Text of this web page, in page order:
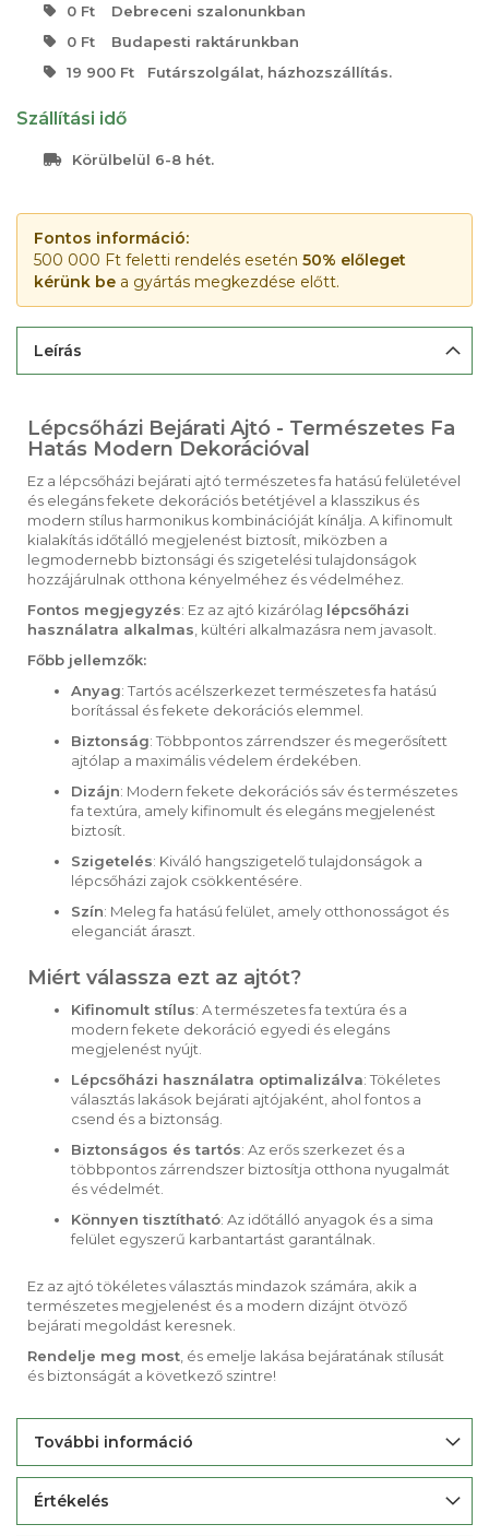
0 Ft
Debreceni szalonunkban
0 Ft
Budapesti raktárunkban
19 900 Ft
Futárszolgálat, házhozszállítás.
Szállítási idő
Körülbelül 6-8 hét.
Fontos információ:
500 000 Ft feletti rendelés esetén 50% előleget
kérünk be a gyártás megkezdése előtt.
Leírás
Lépcsőházi Bejárati Ajtó - Természetes Fa
Hatás Modern Dekorációval
Ez a lépcsőházi bejárati ajtó természetes fa hatású felületével
és elegáns fekete dekorációs betétjével a klasszikus és
modern stílus harmonikus kombinációját kínálja. A kifinomult
kialakítás időtálló megjelenést biztosít, miközben a
legmodernebb biztonsági és szigetelési tulajdonságok
hozzájárulnak otthona kényelméhez és védelméhez.
Fontos megjegyzés: Ez az ajtó kizárólag lépcsőházi
használatra alkalmas , kültéri alkalmazásra nem javasolt.
Főbb jellemzők:
Anyag: Tartós acélszerkezet természetes fa hatású
borítással és fekete dekorációs elemmel.
Biztonság: Többpontos zárrendszer és megerősített
ajtólap a maximális védelem érdekében.
Dizájn: Modern fekete dekorációs sáv és természetes
fa textúra, amely kifinomult és elegáns megjelenést
biztosít.
Szigetelés: Kiváló hangszigetelő tulajdonságok a
lépcsőházi zajok csökkentésére.
Szín: Meleg fa hatású felület, amely otthonosságot és
eleganciát áraszt.
Miért válassza ezt az ajtót?
Kifinomult stílus: A természetes fa textúra és a
modern fekete dekoráció egyedi és elegáns
megjelenést nyújt.
Lépcsőházi használatra optimalizálva: Tökéletes
választás lakások bejárati ajtójaként, ahol fontos a
csend és a biztonság.
Biztonságos és tartós: Az erős szerkezet és a
többpontos zárrendszer biztosítja otthona nyugalmát
és védelmét.
Könnyen tisztítható: Az időtálló anyagok és a sima
felület egyszerű karbantartást garantálnak.
Ez az ajtó tökéletes választás mindazok számára, akik a
természetes megjelenést és a modern dizájnt ötvöző
bejárati megoldást keresnek.
Rendelje meg most , és emelje lakása bejáratának stílusát
és biztonságát a következő szintre!
További információ
Értékelés